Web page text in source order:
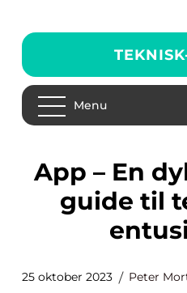
Menu
App – En dybdegående
guide til
25 oktober 2023 Peter